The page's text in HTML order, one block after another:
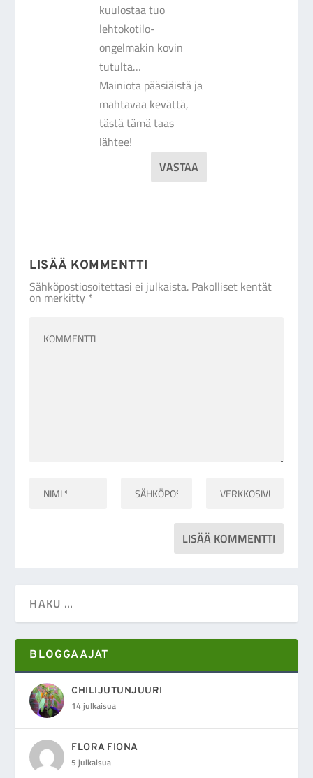
kuulostaa tuo
lehtokotilo-
ongelmakin kovin
tutulta…
Mainiota pääsiäistä ja
mahtavaa kevättä,
tästä tämä taas
lähtee!
VASTAA
LISÄÄ KOMMENTTI
Sähköpostiosoitettasi ei julkaista. Pakolliset kentät
on merkitty *
BLOGGAAJAT
CHILIJUTUNJUURI
14 julkaisua
FLORA FIONA
5 julkaisua